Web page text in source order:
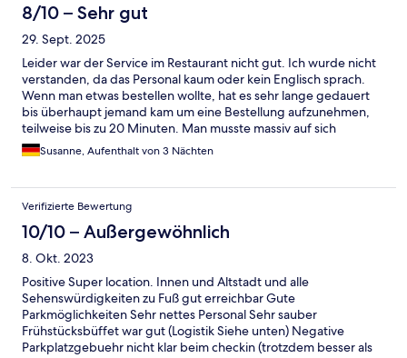
8/10 – Sehr gut
29. Sept. 2025
Leider war der Service im Restaurant nicht gut. Ich wurde nicht
verstanden, da das Personal kaum oder kein Englisch sprach.
Wenn man etwas bestellen wollte, hat es sehr lange gedauert
bis überhaupt jemand kam um eine Bestellung aufzunehmen,
teilweise bis zu 20 Minuten. Man musste massiv auf sich
aufmerksam machen und darum bitten etwas zubestellen. Das
geht gar nicht..
Susanne, Aufenthalt von 3 Nächten
Verifizierte Bewertung
10/10 – Außergewöhnlich
8. Okt. 2023
Positive Super location. Innen und Altstadt und alle
Sehenswürdigkeiten zu Fuß gut erreichbar Gute
Parkmöglichkeiten Sehr nettes Personal Sehr sauber
Frühstücksbüffet war gut (Logistik Siehe unten) Negative
Parkplatzgebuehr nicht klar beim checkin (trotzdem besser als